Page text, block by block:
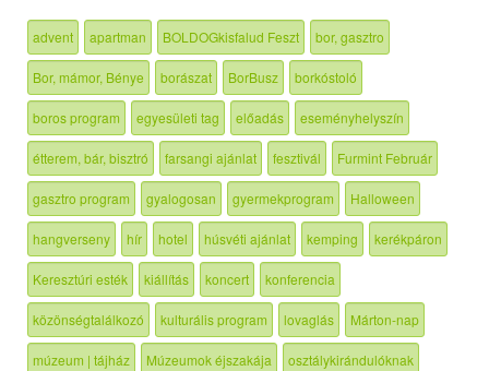
advent apartman BOLDOGkisfalud Feszt bor, gasztro
Bor, mámor, Bénye borászat BorBusz borkóstoló
boros program egyesületi tag előadás eseményhelyszín
étterem, bár, bisztró farsangi ajánlat fesztivál Furmint Február
gasztro program gyalogosan gyermekprogram Halloween
hangverseny hír hotel húsvéti ajánlat kemping kerékpáron
Keresztúri esték kiállítás koncert konferencia
közönségtalálkozó kulturális program lovaglás Márton-nap
múzeum | tájház Múzeumok éjszakája osztálykirándulóknak